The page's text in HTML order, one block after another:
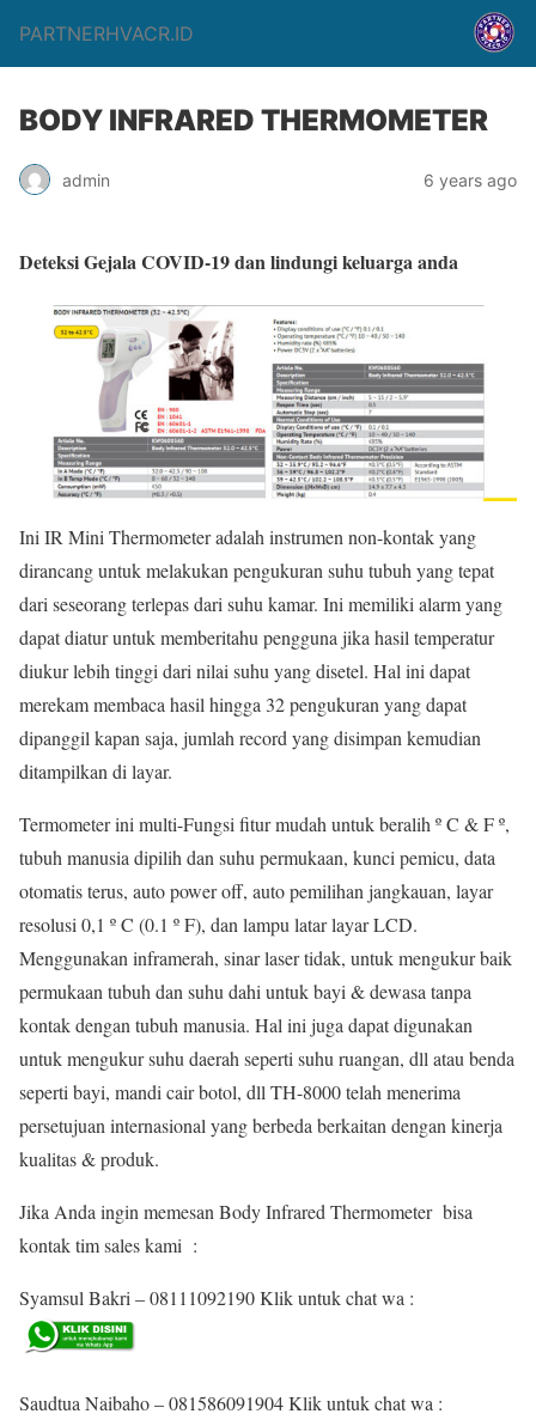
PARTNERHVACR.ID
BODY INFRARED THERMOMETER
admin 6 years ago
Deteksi Gejala COVID-19 dan lindungi keluarga anda
Ini IR Mini Thermometer adalah instrumen non-kontak yang
dirancang untuk melakukan pengukuran suhu tubuh yang tepat
dari seseorang terlepas dari suhu kamar. Ini memiliki alarm yang
dapat diatur untuk memberitahu pengguna jika hasil temperatur
diukur lebih tinggi dari nilai suhu yang disetel. Hal ini dapat
merekam membaca hasil hingga 32 pengukuran yang dapat
dipanggil kapan saja, jumlah record yang disimpan kemudian
ditampilkan di layar.
Termometer ini multi-Fungsi fitur mudah untuk beralih º C & F º,
tubuh manusia dipilih dan suhu permukaan, kunci pemicu, data
otomatis terus, auto power off, auto pemilihan jangkauan, layar
resolusi 0,1 º C (0.1 º F), dan lampu latar layar LCD.
Menggunakan inframerah, sinar laser tidak, untuk mengukur baik
permukaan tubuh dan suhu dahi untuk bayi & dewasa tanpa
kontak dengan tubuh manusia. Hal ini juga dapat digunakan
untuk mengukur suhu daerah seperti suhu ruangan, dll atau benda
seperti bayi, mandi cair botol, dll TH-8000 telah menerima
persetujuan internasional yang berbeda berkaitan dengan kinerja
kualitas & produk.
Jika Anda ingin memesan Body Infrared Thermometer bisa
kontak tim sales kami :
Syamsul Bakri – 08111092190 Klik untuk chat wa :
Saudtua Naibaho – 081586091904 Klik untuk chat wa :